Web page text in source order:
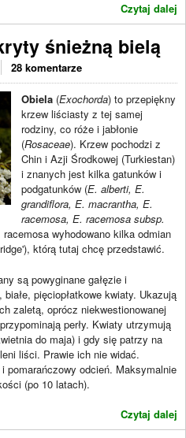
Czytaj dalej
śnieżną bielą
28 komentarze
Obiela (Exochorda) to przepiękny
krzew liściasty z tej samej
rodziny, co róże i jabłonie
(Rosaceae). Krzew pochodzi z
Chin i Azji Środkowej (Turkiestan)
i znanych jest kilka gatunków i
podgatunków (E. alberti, E.
grandiflora, E. macrantha, E.
racemosa, E. racemosa subsp.
wyhodowano kilka odmian
którą tutaj chcę przedstawić.
są powyginane gałęzie i
pięciopłatkowe kwiaty. Ukazują
zaletą, oprócz niekwestionowanej
perły. Kwiaty utrzymują
do maja) i gdy się patrzy na
liści. Prawie ich nie widać.
pomarańczowy odcień. Maksymalnie
(po 10 latach).
Czytaj dalej